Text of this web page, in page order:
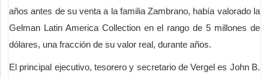
años antes de su venta a la familia Zambrano, había valorado la
Gelman Latin America Collection en el rango de 5 millones de
dólares, una fracción de su valor real, durante años.
El principal ejecutivo, tesorero y secretario de Vergel es John B.